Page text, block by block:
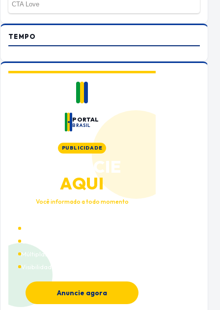
TEMPO
PORTAL
BRASIL
PUBLICIDADE
ANUNCIE
AQUI
Você informado a todo momento
Cobertura nacional
Múltiplas categorias
Visibilidade premium
Anuncie agora